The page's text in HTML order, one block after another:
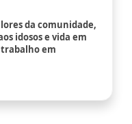
da comunidade,
idosos e vida em
em